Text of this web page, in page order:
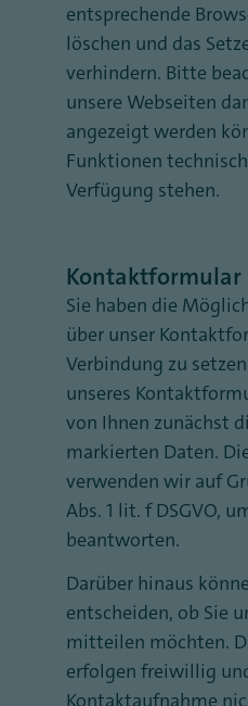
entsprechende
löschen und das
verhindern. Bitte
unsere Webseiten
angezeigt werden
Funktionen
Verfügung stehen.
Kontaktformular
Sie haben die
über unser
Verbindung zu
unseres
von Ihnen zunächst
markierten Daten.
verwenden wir auf
Abs. 1 lit. f DSGVO,
beantworten.
Darüber hinaus
entscheiden, ob Sie
mitteilen möchten.
erfolgen freiwillig
Kontaktaufnahme